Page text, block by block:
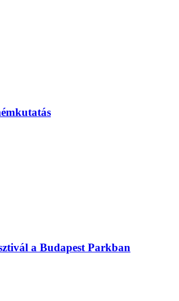
a Budapest Parkban